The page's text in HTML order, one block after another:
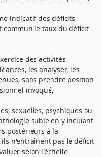
indicatif des déficits
commun le taux du déficit
des activités
les analyser, les
sans prendre position
invoqué,
sexuelles, psychiques ou
subie en y incluant
postérieurs à la
n'entraînent pas le déficit
selon l'échelle